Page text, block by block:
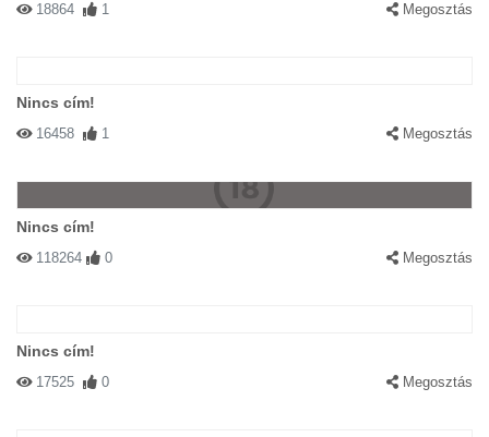
18864 1 Megosztás
Nincs cím!
16458 1 Megosztás
Nincs cím!
118264 0 Megosztás
Nincs cím!
17525 0 Megosztás